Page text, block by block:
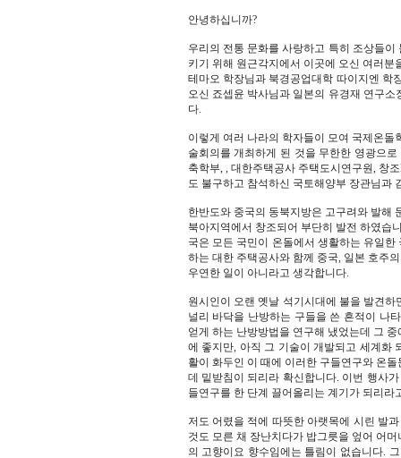
안녕하십니까?
우리의 전통 문화를 사랑하고 특히 조상들
키기 위해 원근각지에서 이곳에 오신 여러
테마오 학장님과 북경공업대학 따이지엔 학
오신 죠셉윤 박사님과 일본의 유경재 연구
다.
이렇게 여러 나라의 학자들이 모여 국제온
술회의를 개최하게 된 것을 무한한 영광으
축학부, , 대한주택공사 주택도시연구원, 창
도 불구하고 참석하신 국토해양부 장관님과
한반도와 중국의 동북지방은 고구려와 발해
북아지역에서 창조되어 부단히 발전 하였습
국은 모든 국민이 온돌에서 생활하는 유일
하는 대한 주택공사와 함께 중국, 일본 호주
우연한 일이 아니라고 생각합니다.
원시인이 오랜 옛날 석기시대에 불을 발견
널리 바닥을 난방하는 구들을 쓴 흔적이 나
얻게 하는 난방방법을 연구해 냈었는데 그
에 좋지만, 아직 그 기술이 개발되고 세계화
활이 화두인 이 때에 이러한 구들연구와 온
데 밑받침이 되리라 확신합니다. 이번 행사
들연구를 한 단계 끌어올리는 계기가 되리라
저도 어렸을 적에 따뜻한 아랫목에 시린 발
것도 모른 채 장난치다가 밥그릇을 엎어 어
의 고향이요 향수임에는 틀림이 없습니다.